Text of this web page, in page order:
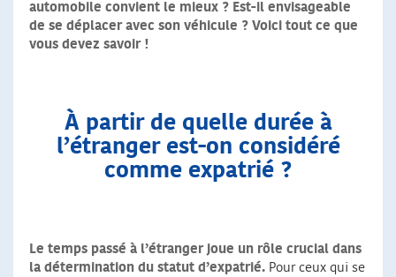
automobile convient le mieux ? Est-il envisageable
de se déplacer avec son véhicule ? Voici tout ce que
vous devez savoir !
À partir de quelle durée à
l’étranger est-on considéré
comme expatrié ?
Le temps passé à l’étranger joue un rôle crucial dans
la détermination du statut d’expatrié. Pour ceux qui se